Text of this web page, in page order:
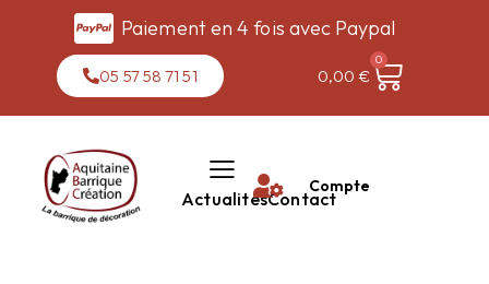
Paiement en 4 fois avec Paypal
05 57 58 71 51 0,00€
0
ActualitésContact
Compte